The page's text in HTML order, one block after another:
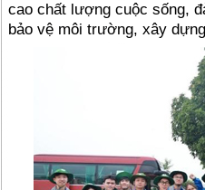
cao chất lượng cuộc sống,
bảo vệ môi trường, xây